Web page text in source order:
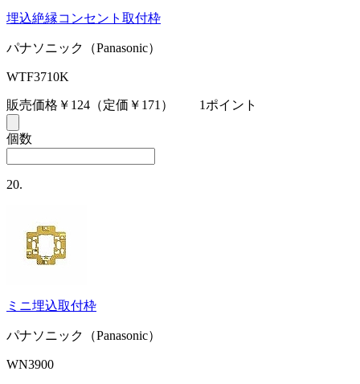
埋込絶縁コンセント取付枠
パナソニック（Panasonic）
WTF3710K
販売価格￥124 （定価￥171） 1ポイント
個数
20.
ミニ埋込取付枠
パナソニック（Panasonic）
WN3900